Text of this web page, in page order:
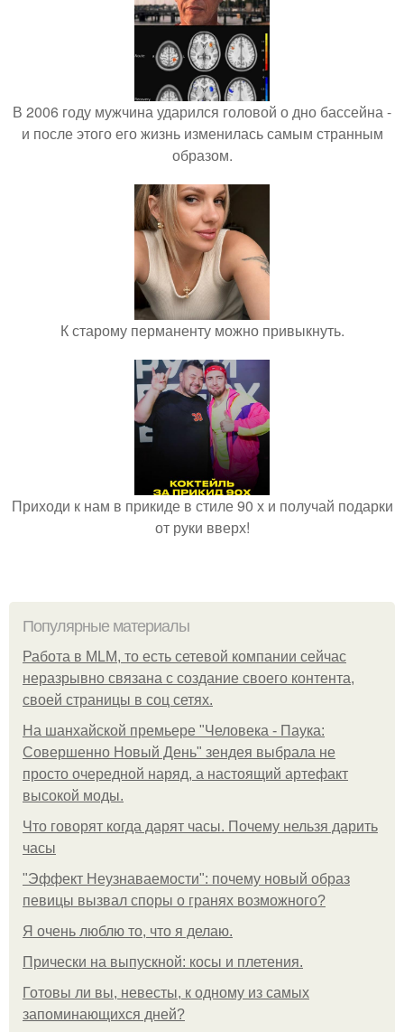
В 2006 году мужчина ударился головой о дно бассейна -
и после этого его жизнь изменилась самым странным
образом.
К старому перманенту можно привыкнуть.
Приходи к нам в прикиде в стиле 90 х и получай подарки
от руки вверх!
Популярные материалы
Работа в MLM, то есть сетевой компании сейчас
неразрывно связана с создание своего контента,
своей страницы в соц сетях.
На шанхайской премьере "Человека - Паука:
Совершенно Новый День" зендея выбрала не
просто очередной наряд, а настоящий артефакт
высокой моды.
Что говорят когда дарят часы. Почему нельзя дарить
часы
"Эффект Неузнаваемости": почему новый образ
певицы вызвал споры о гранях возможного?
Я очень люблю то, что я делаю.
Прически на выпускной: косы и плетения.
Готовы ли вы, невесты, к одному из самых
запоминающихся дней?